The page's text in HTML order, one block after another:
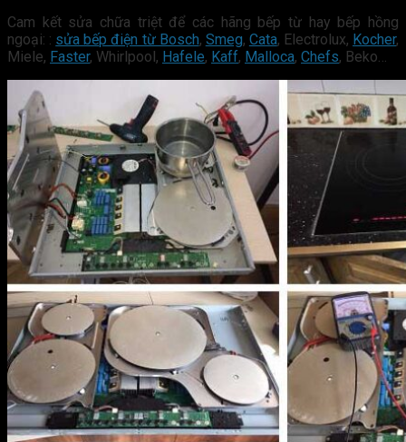
Cam kết sửa chữa triệt để các hãng bếp từ hay bếp hồng
ngoại: : sửa bếp điện từ Bosch, Smeg, Cata, Electrolux, Kocher,
Miele, Faster, Whirlpool, Hafele, Kaff, Malloca, Chefs, Beko…